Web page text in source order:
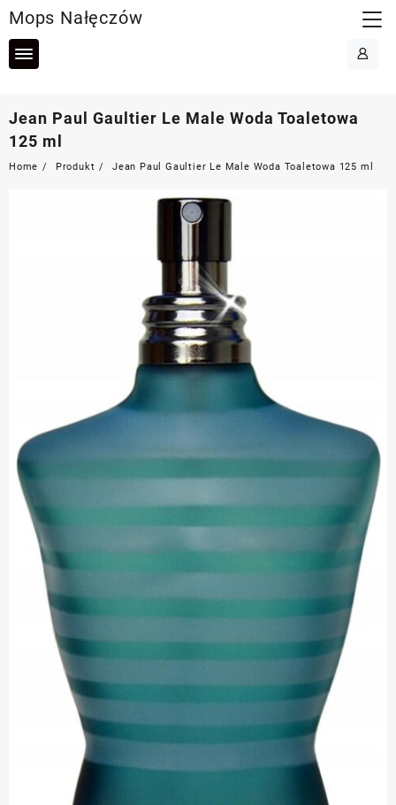
to
content
Mops Nałęczów
Jean Paul Gaultier Le Male Woda Toaletowa
125 ml
Home Produkt Jean Paul Gaultier Le Male Woda Toaletowa 125 ml